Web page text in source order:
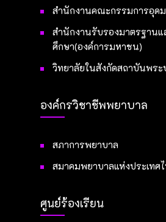
สำนักงานคณะกรรมการอุด
สำนักงานรับรองมาตรฐาน
ศึกษา(องค์การมหาชน)
วิทยาลัยในสังกัดสถาบันพร
องค์กรวิชาชีพพยาบาล
สภาการพยาบาล
สมาคมพยาบาลแห่งประเทศ
ศูนย์ร้องเรียน